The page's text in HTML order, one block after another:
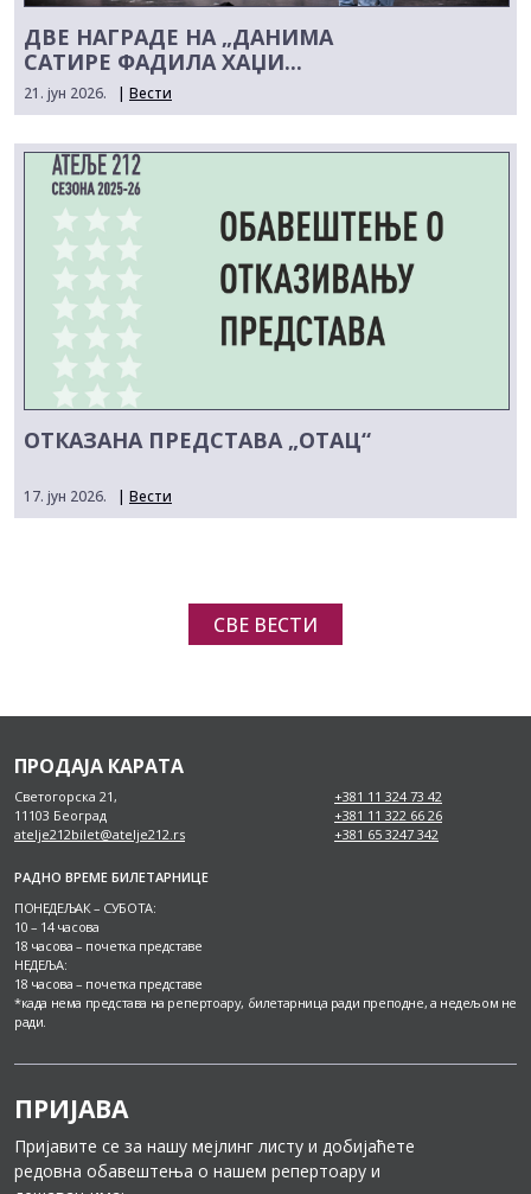
ДВЕ НАГРАДЕ НА „ДАНИМА
САТИРЕ ФАДИЛА ХАЏИ...
21. јун 2026. | Вести
ОТКАЗАНА ПРЕДСТАВА „ОТАЦ“
17. јун 2026. | Вести
СВЕ ВЕСТИ
ПРОДАЈА КАРАТА
Светогорска 21,
11103 Београд
atelje212bilet@atelje212.rs
+381 11 324 73 42
+381 11 322 66 26
+381 65 3247 342
РАДНО ВРЕМЕ БИЛЕТАРНИЦЕ
ПОНЕДЕЉАК – СУБОТА:
10 – 14 часова
18 часова – почетка представе
НЕДЕЉА:
18 часова – почетка представе
*када нема представа на репертоару, билетарница ради преподне, а недељом не
ради.
ПРИЈАВА
Пријавите се за нашу мејлинг листу и добијаћете
редовна обавештења о нашем репертоару и